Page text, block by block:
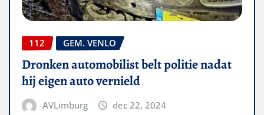
112 GEM. VENLO
Dronken automobilist belt politie nadat
hij eigen auto vernield
AVLimburg dec 22, 2024